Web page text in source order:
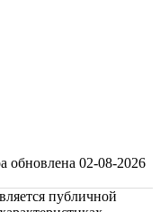
обновлена 02-08-2026
публичной